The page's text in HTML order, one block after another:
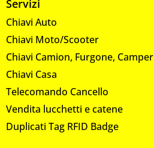
Servizi
Chiavi Auto
Chiavi Moto/Scooter
Chiavi Camion, Furgone, Camper
Chiavi Casa
Telecomando Cancello
Vendita lucchetti e catene
Duplicati Tag RFID Badge